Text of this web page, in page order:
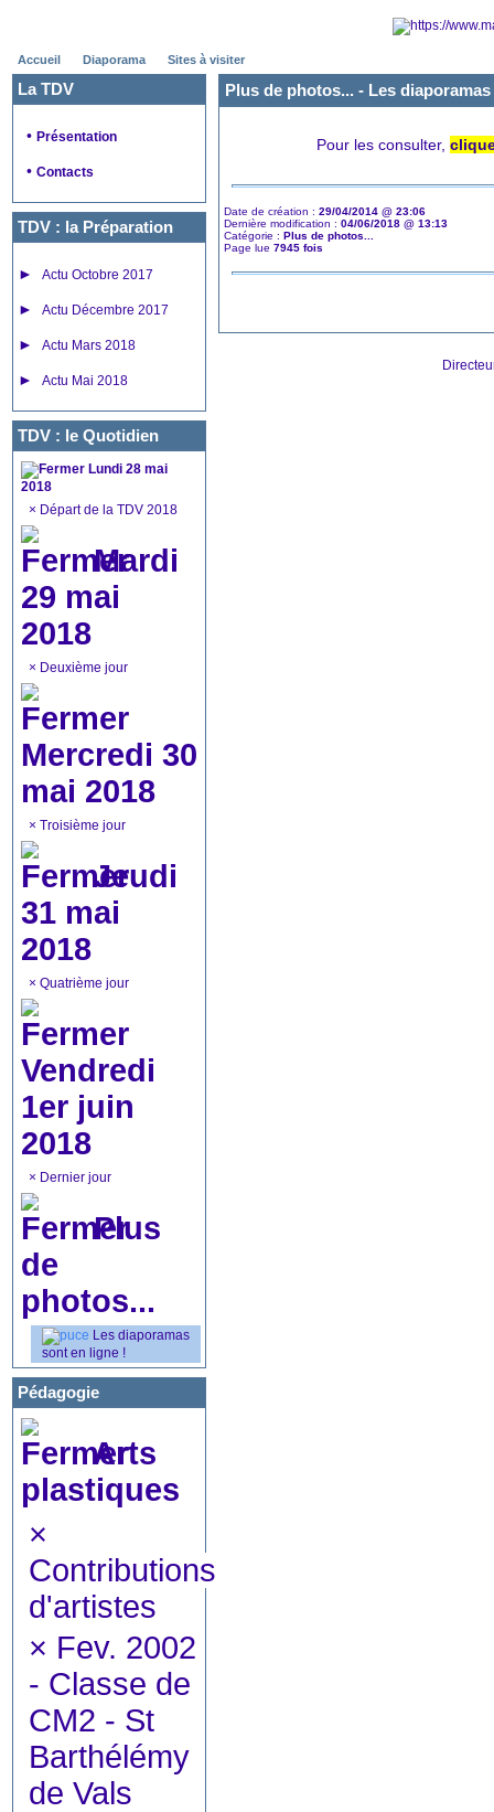
Accueil Diaporama Sites à visiter
La TDV
• Présentation
• Contacts
TDV : la Préparation
► Actu Octobre 2017
► Actu Décembre 2017
► Actu Mars 2018
► Actu Mai 2018
TDV : le Quotidien
Lundi 28 mai
2018
× Départ de la TDV 2018
Mardi
29 mai
2018
× Deuxième jour
Mercredi 30
mai 2018
× Troisième jour
Jeudi
31 mai
2018
× Quatrième jour
Vendredi
1er juin
2018
× Dernier jour
Plus
de
photos...
Les diaporamas
sont en ligne !
Pédagogie
Arts
plastiques
×
Contributions
d'artistes
× Fev. 2002
- Classe de
CM2 - St
Barthélémy
de Vals
Plus de photos... - Les
Pour les consulter,
Date de création : 29/04/2014 @ 23:06
Dernière modification : 04/06/2018 @ 13:13
Catégorie : Plus de photos...
Page lue 7945 fois